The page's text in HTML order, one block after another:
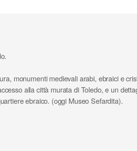
monumenti medievali arabi, ebraici e
alla città murata di Toledo, e un
ebraico. (oggi Museo Sefardita).